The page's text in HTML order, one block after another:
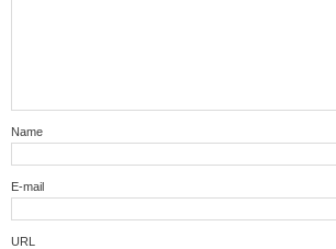
Name
E-mail
URL